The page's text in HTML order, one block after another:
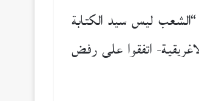
ليس سيد الكتابة
اتفقوا على رفض